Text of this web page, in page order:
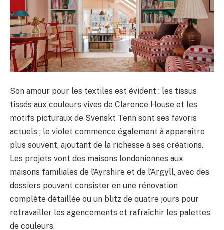
Son amour pour les textiles est évident : les tissus
tissés aux couleurs vives de Clarence House et les
motifs picturaux de Svenskt Tenn sont ses favoris
actuels ; le violet commence également à apparaître
plus souvent, ajoutant de la richesse à ses créations.
Les projets vont des maisons londoniennes aux
maisons familiales de l’Ayrshire et de l’Argyll, avec des
dossiers pouvant consister en une rénovation
complète détaillée ou un blitz de quatre jours pour
retravailler les agencements et rafraîchir les palettes
de couleurs.